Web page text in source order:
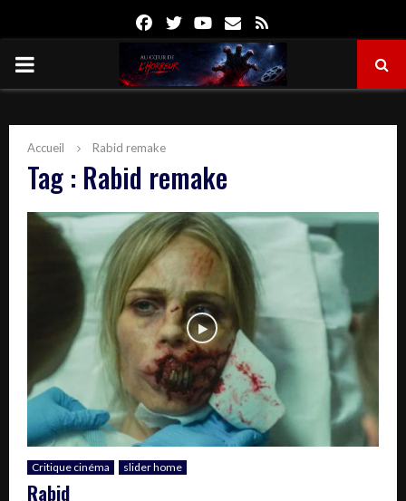
FacebookTwitterYoutube
Email
PRIMARY
Accueil Rabid remake
Tag : Rabid remake
Critique cinéma slider home
Rabid